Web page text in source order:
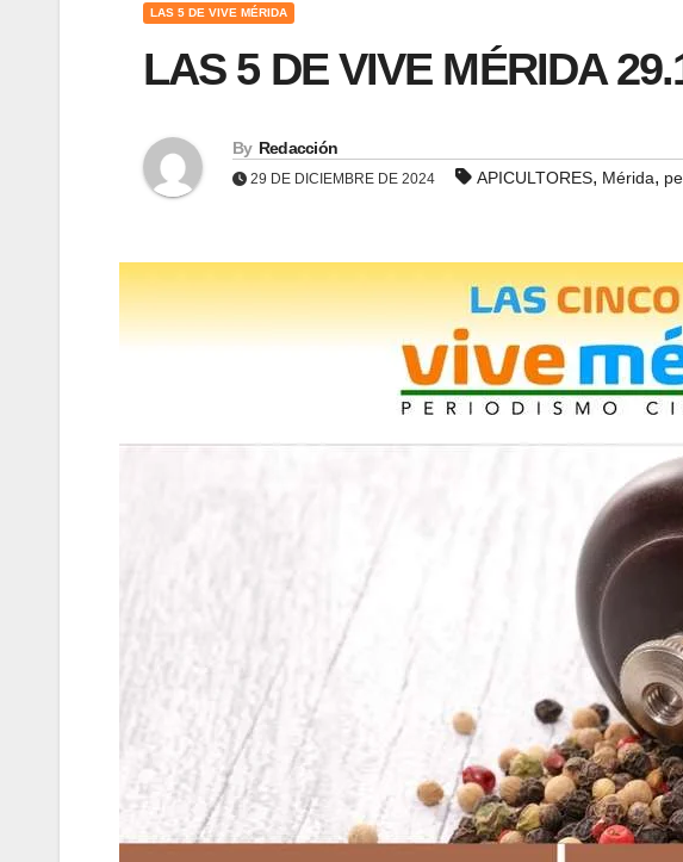
LAS 5 DE VIVE MÉRIDA
LAS 5 DE VIVE MÉRIDA
By Redacción
29 DE DICIEMBRE DE 2024 APICULTORES, Mérida,